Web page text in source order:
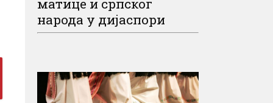
матице и српског
народа у дијаспори